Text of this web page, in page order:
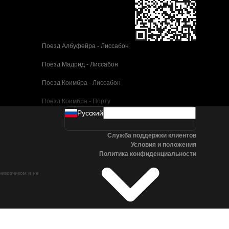
Поезд Албуфейра - Лиссабон
Поезд Мадрид - Лиссабон
Поезд Коимбра - Лиссабон
Поезд Коимбра - Порту
Поезд Валенсия - Барселона
Поезд Севилья - Барселона
Поезд Малага - Барселона
Поезд Малага - Мадрид
и не
Pусский
Служба поддержки клиентов
Условия и положения
Политика конфиденциальности